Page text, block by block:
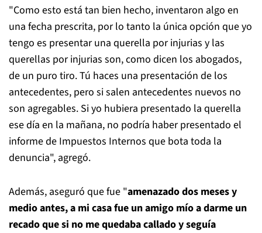
"Como esto está tan bien hecho, inventaron algo en
una fecha prescrita, por lo tanto la única opción que yo
tengo es presentar una querella por injurias y las
querellas por injurias son, como dicen los abogados,
de un puro tiro. Tú haces una presentación de los
antecedentes, pero si salen antecedentes nuevos no
son agregables. Si yo hubiera presentado la querella
ese día en la mañana, no podría haber presentado el
informe de Impuestos Internos que bota toda la
denuncia", agregó.
Además, aseguró que fue "amenazado dos meses y
medio antes, a mi casa fue un amigo mío a darme un
recado que si no me quedaba callado y seguía